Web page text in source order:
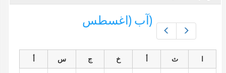
(آب (اغسطس
ث خ ج س